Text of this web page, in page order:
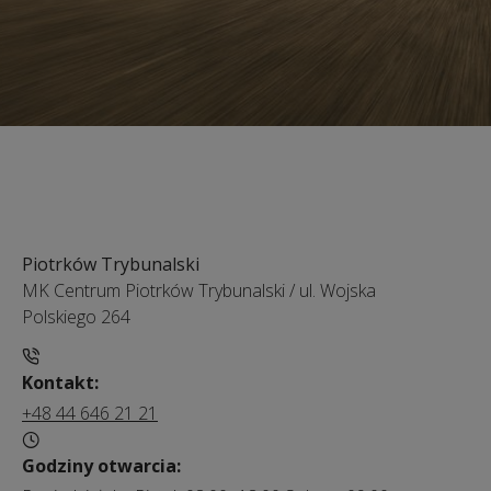
Piotrków Trybunalski
MK Centrum Piotrków Trybunalski/ ul. Wojska
Polskiego 264
Kontakt:
+48 44 646 21 21
Godziny otwarcia: